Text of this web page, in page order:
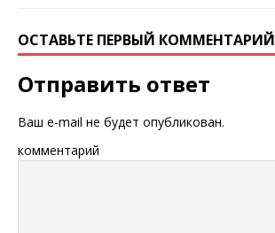
ОСТАВЬТЕ ПЕРВЫЙ КОММЕНТАРИЙ
Отправить ответ
Ваш e-mail не будет опубликован.
комментарий